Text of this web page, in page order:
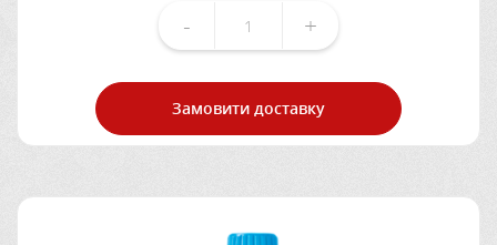
- +
Замовити доставку